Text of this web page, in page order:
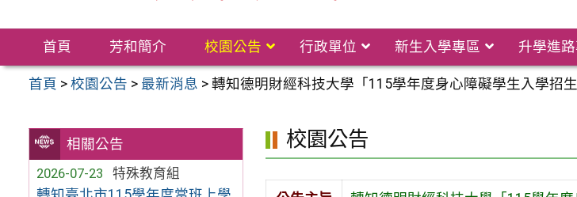
首頁 芳和簡介 校園公告 行政單位 新生入學專區 升學進
首頁 >校園公告 > 最新消息 >轉知德明財經科技大學「115學年度身心障礙學生入學招生
相關公告
2026-07-23
特殊教育組
校園公告